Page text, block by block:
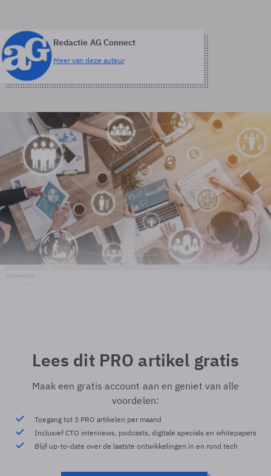
Redactie AG Connect
Meer van deze auteur
Lees dit PRO artikel gratis
Maak een gratis account aan en geniet van alle
voordelen:
Toegang tot 3 PRO artikelen per maand
Inclusief CTO interviews, podcasts, digitale specials en whitepapers
Blijf up-to-date over de laatste ontwikkelingen in en rond tech